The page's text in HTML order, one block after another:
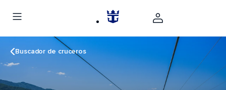
Buscador de cruceros